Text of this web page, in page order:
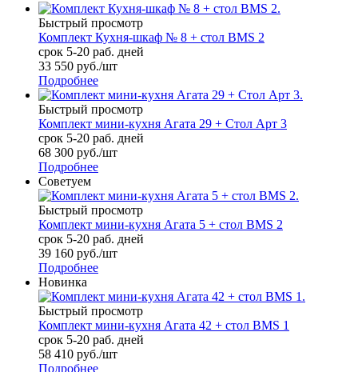
Быстрый просмотр
Комплект Кухня-шкаф № 8 + стол BMS 2
срок 5-20 раб. дней
33 550 руб./шт
Подробнее
Быстрый просмотр
Комплект мини-кухня Агата 29 + Стол Арт 3
срок 5-20 раб. дней
68 300 руб./шт
Подробнее
Советуем
Быстрый просмотр
Комплект мини-кухня Агата 5 + стол BMS 2
срок 5-20 раб. дней
39 160 руб./шт
Подробнее
Новинка
Быстрый просмотр
Комплект мини-кухня Агата 42 + стол BMS 1
срок 5-20 раб. дней
58 410 руб./шт
Подробнее